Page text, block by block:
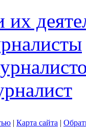
| Карта сайта |